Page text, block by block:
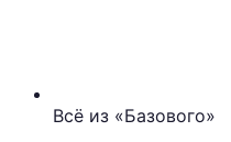
Всё из «Базового»